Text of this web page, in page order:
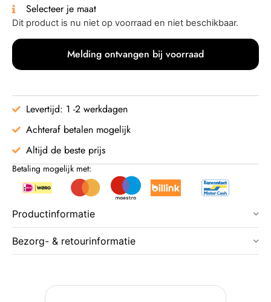
Selecteer je maat
Dit product is nu niet op voorraad en niet beschikbaar.
Melding ontvangen bij voorraad
Levertijd: 1 -2 werkdagen
Achteraf betalen mogelijk
Altijd de beste prijs
Betaling mogelijk met:
Productinformatie
Bezorg- & retourinformatie